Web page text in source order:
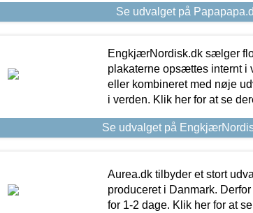
Se udvalget på
EngkjærNordisk.dk sælger
plakaterne opsættes internt i
eller kombineret med nøje
i verden. Klik her for at se
Se udvalget på
Aurea.dk tilbyder et stort
produceret i Danmark.
for 1-2 dage. Klik her for at